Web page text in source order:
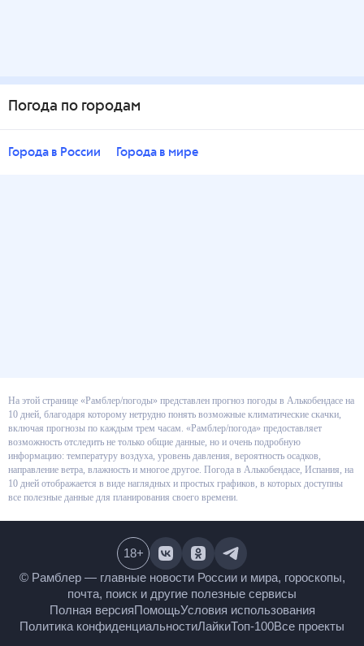
Погода по городам
Города в России Города в мире
На этой странице «Рамблер/погоды» представлен прогноз погоды в
Алькобендасе на 10 дней, благодаря которому нетрудно понять
возможные климатические скачки, включая прогнозы по каждым трем
часам. «Рамблер/погода» предоставляет возможность отследить не
только общие данные, но и очень подробную информацию: температуру
воздуха, уровень давления, вероятность осадков, направление ветра,
влажность и многое другое. Погода в Алькобендасе, Испания, на 10 дней
отображается в виде наглядных и простых графиков, в которых доступны
© Рамблер — главные новости России и мира,
гороскопы, почта, поиск и другие полезные сервисы
Полная версияПомощьУсловия использования
18+